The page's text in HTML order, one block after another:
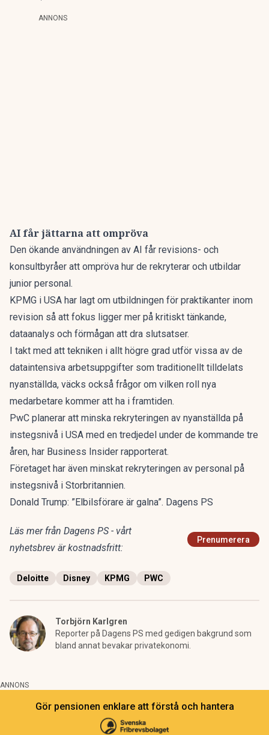
ANNONS
AI får jättarna att ompröva
Den ökande användningen av AI får revisions- och
konsultbyråer att ompröva hur de rekryterar och utbildar
junior personal.
KPMG i USA har lagt om utbildningen för praktikanter inom
revision så att fokus ligger mer på kritiskt tänkande,
dataanalys och förmågan att dra slutsatser.
I takt med att tekniken i allt högre grad utför vissa av de
dataintensiva arbetsuppgifter som traditionellt tilldelats
nyanställda, väcks också frågor om vilken roll nya
medarbetare kommer att ha i framtiden.
PwC planerar att minska rekryteringen av nyanställda på
instegsnivå i USA med en tredjedel under de kommande tre
åren, har Business Insider rapporterat.
Företaget har även minskat rekryteringen av personal på
instegsnivå i Storbritannien.
Donald Trump: ”Elbilsförare är galna”. Dagens PS
Läs mer från Dagens PS - vårt
nyhetsbrev är kostnadsfritt:
Prenumerera
Deloitte Disney KPMG PWC
Torbjörn Karlgren
Reporter på Dagens PS med gedigen bakgrund som
bland annat bevakar privatekonomi.
ANNONS
Gör pensionen enklare att förstå och hantera